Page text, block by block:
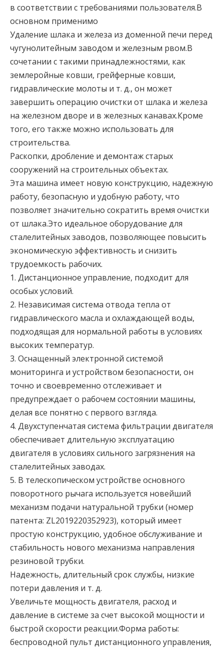
в соответствии с требованиями пользователя.В
основном применимо
Удаление шлака и железа из доменной печи перед
чугунолитейным заводом и железным рвом.В
сочетании с такими принадлежностями, как
землеройные ковши, грейферные ковши,
гидравлические молоты и т. д., он может
завершить операцию очистки от шлака и железа
на железном дворе и в железных канавах.Кроме
того, его также можно использовать для
строительства.
Раскопки, дробление и демонтаж старых
сооружений на строительных объектах.
Эта машина имеет новую конструкцию, надежную
работу, безопасную и удобную работу, что
позволяет значительно сократить время очистки
от шлака.Это идеальное оборудование для
сталелитейных заводов, позволяющее повысить
экономическую эффективность и снизить
трудоемкость рабочих.
1. Дистанционное управление, подходит для
особых условий.
2. Независимая система отвода тепла от
гидравлического масла и охлаждающей воды,
подходящая для нормальной работы в условиях
высоких температур.
3. Оснащенный электронной системой
мониторинга и устройством безопасности, он
точно и своевременно отслеживает и
предупреждает о рабочем состоянии машины,
делая все понятно с первого взгляда.
4. Двухступенчатая система фильтрации двигателя
обеспечивает длительную эксплуатацию
двигателя в условиях сильного загрязнения на
сталелитейных заводах.
5. В телескопическом устройстве основного
поворотного рычага используется новейший
механизм подачи натуральной трубки (номер
патента: ZL2019220352923), который имеет
простую конструкцию, удобное обслуживание и
стабильность нового механизма направления
резиновой трубки.
Надежность, длительный срок службы, низкие
потери давления и т. д.
Увеличьте мощность двигателя, расход и
давление в системе за счет высокой мощности и
быстрой скорости реакции.Форма работы:
беспроводной пульт дистанционного управления,